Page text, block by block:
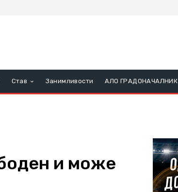
Став Занимливости АЛО ГРАДОНАЧАЛНИК
и може